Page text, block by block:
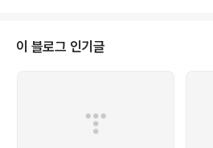
hlight가 되지 않아 큰 장점으로 생각되진 않는다.
의 값이 ${param...
이 블로그 인기글